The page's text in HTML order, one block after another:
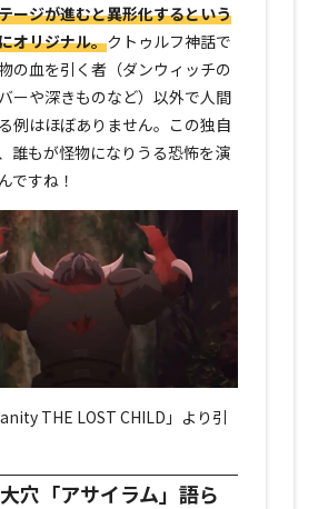
ージが進むと異形化するという
オリジナル。クトゥルフ神話で
の血を引く者（ダンウィッチの
ーや深きものなど）以外で人間
例はほぼありません。この独自
誰もが怪物になりうる恐怖を演
ですね！
THE LOST CHILD」より引
大穴「アサイラム」語ら